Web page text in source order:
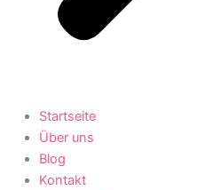
Startseite
Über uns
Blog
Kontakt